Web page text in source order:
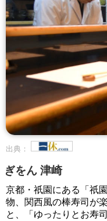
出典：
ぎをん 津崎
京都・祇園にある「祇
物、関西風の棒寿司が
と、「ゆったりとお寿